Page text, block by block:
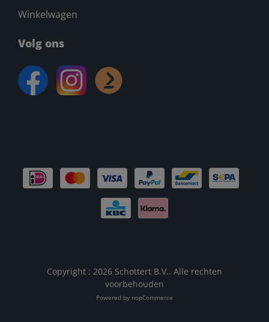
Winkelwagen
Volg ons
Copyright ; 2026 Schottert B.V.. Alle rechten
voorbehouden
Powered by nopCommerce